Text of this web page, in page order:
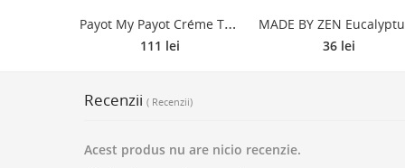
P
ayot My Payot Créme Teintée Éclat SPF15 Crema CC pentru un ten uniform SPF 15 40 ml
111 lei 36 lei
Recenzii ( Recenzii)
Acest produs nu are nicio recenzie.